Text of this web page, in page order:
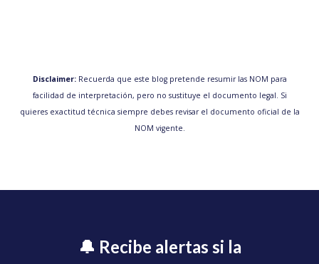
Disclaimer: Recuerda que este blog pretende resumir las NOM para
facilidad de interpretación, pero no sustituye el documento legal. Si
quieres exactitud técnica siempre debes revisar el documento oficial de la
NOM vigente.
🔔 Recibe alertas si la